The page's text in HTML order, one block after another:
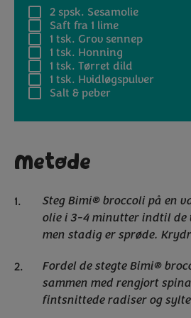
2 spsk. Sesamolie
Saft fra 1 lime
1 tsk. Grov sennep
1 tsk. Honning
1 tsk. Tørret dild
1 tsk. Hvidløgspulver
Salt & peber
Metode
Steg Bimi® broccoli på en
olie i 3-4 minutter indtil de
men stadig er sprøde.
Fordel de stegte Bimi®
sammen med rengjort
fintsnittede radiser og